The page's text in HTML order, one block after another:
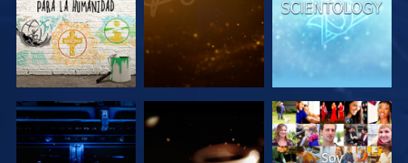
EXPLORA LAS
EXPLORA LAS
VE